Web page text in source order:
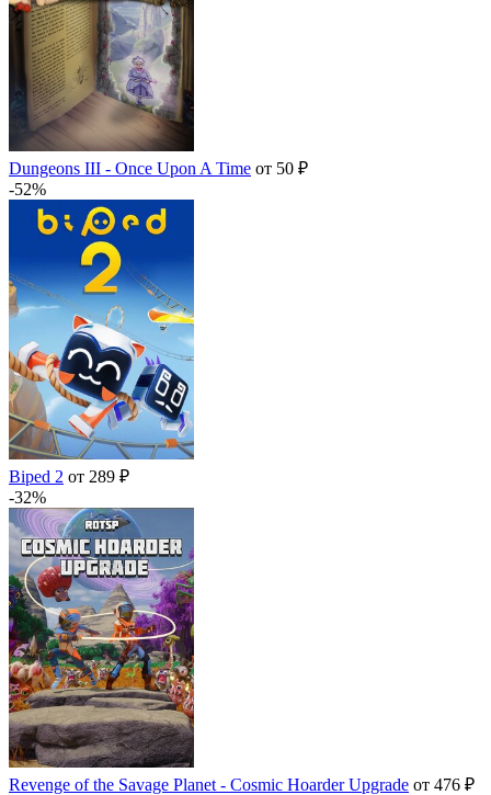
Dungeons III - Once Upon A Time от 50 ₽
-52%
Biped 2 от 289 ₽
-32%
Revenge of the Savage Planet - Cosmic Hoarder Upgrade от 476 ₽